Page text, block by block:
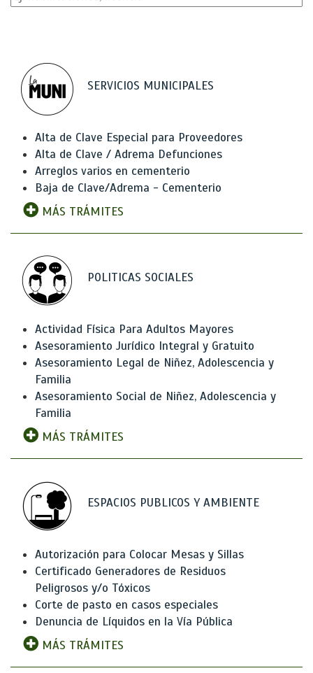
SERVICIOS MUNICIPALES
Alta de Clave Especial para Proveedores
Alta de Clave / Adrema Defunciones
Arreglos varios en cementerio
Baja de Clave/Adrema - Cementerio
MÁS TRÁMITES
POLITICAS SOCIALES
Actividad Física Para Adultos Mayores
Asesoramiento Jurídico Integral y Gratuito
Asesoramiento Legal de Niñez, Adolescencia y
Familia
Asesoramiento Social de Niñez, Adolescencia y
Familia
MÁS TRÁMITES
ESPACIOS PUBLICOS Y AMBIENTE
Autorización para Colocar Mesas y Sillas
Certificado Generadores de Residuos
Peligrosos y/o Tóxicos
Corte de pasto en casos especiales
Denuncia de Líquidos en la Vía Pública
MÁS TRÁMITES